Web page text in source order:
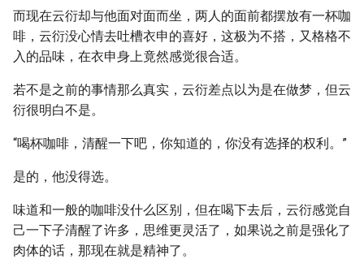
而现在云衍却与他面对面而坐，两人的面前都摆放有一杯咖
啡，云衍没心情去吐槽衣申的喜好，这极为不搭，又格格不
入的品味，在衣申身上竟然感觉很合适。
若不是之前的事情那么真实，云衍差点以为是在做梦，但云
衍很明白不是。
“喝杯咖啡，清醒一下吧，你知道的，你没有选择的权利。”
是的，他没得选。
味道和一般的咖啡没什么区别，但在喝下去后，云衍感觉自
己一下子清醒了许多，思维更灵活了，如果说之前是强化了
肉体的话，那现在就是精神了。